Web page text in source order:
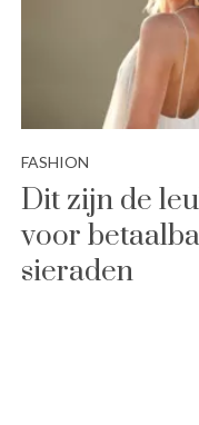
FASHION
Dit zijn de
voor
sieraden